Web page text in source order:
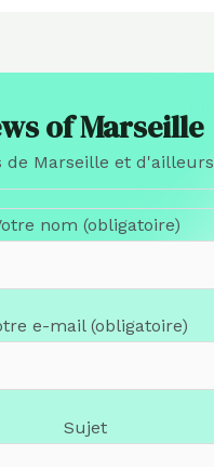
of Marseille
de Marseille et d'ailleurs
nom (obligatoire)
e-mail (obligatoire)
Sujet